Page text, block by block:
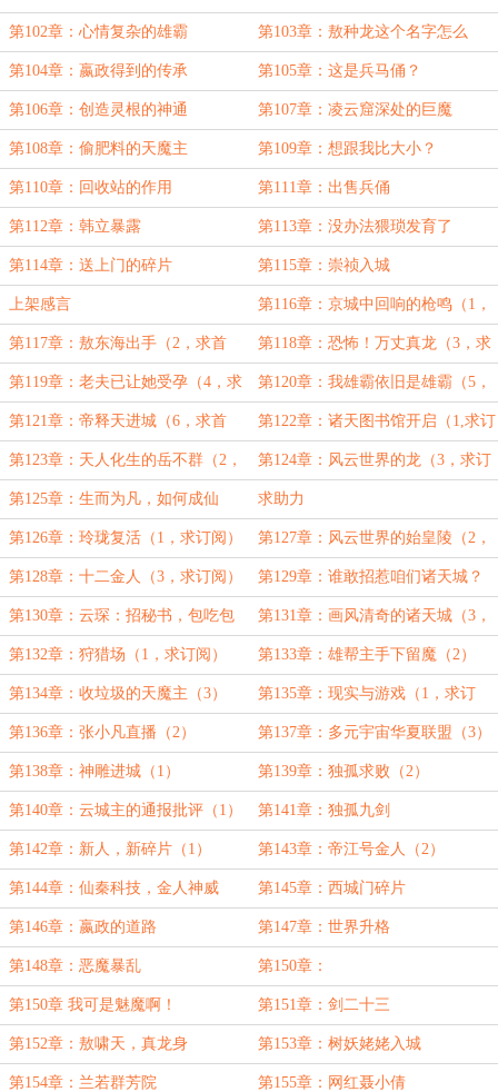
王（2） （3）
第102章：心情复杂的雄霸 第103章：敖种龙这个名字怎么
样？
第104章：嬴政得到的传承 第105章：这是兵马俑？
第106章：创造灵根的神通 第107章：凌云窟深处的巨魔
第108章：偷肥料的天魔主 第109章：想跟我比大小？
第110章：回收站的作用 第111章：出售兵俑
第112章：韩立暴露 第113章：没办法猥琐发育了
第114章：送上门的碎片 第115章：崇祯入城
上架感言 第116章：京城中回响的枪鸣（1，
求首订）
第117章：敖东海出手（2，求首
订）
第118章：恐怖！万丈真龙（3，求
首订）
第119章：老夫已让她受孕（4，求
首订）
第120章：我雄霸依旧是雄霸（5，
求首订）
第121章：帝释天进城（6，求首
订）
第122章：诸天图书馆开启（1,求订
阅）
第123章：天人化生的岳不群（2，
求订阅）
第124章：风云世界的龙（3，求订
阅）
第125章：生而为凡，如何成仙
（4，加更，求订阅）
求助力
第126章：玲珑复活（1，求订阅） 第127章：风云世界的始皇陵（2，
求订阅）
第128章：十二金人（3，求订阅） 第129章：谁敢招惹咱们诸天城？
（1，求订阅）
第130章：云琛：招秘书，包吃包
住（2，求订阅）
第131章：画风清奇的诸天城（3，
求订阅）
第132章：狩猎场（1，求订阅） 第133章：雄帮主手下留魔（2）
第134章：收垃圾的天魔主（3） 第135章：现实与游戏（1，求订
阅）
第136章：张小凡直播（2） 第137章：多元宇宙华夏联盟（3）
第138章：神雕进城（1） 第139章：独孤求败（2）
第140章：云城主的通报批评（1） 第141章：独孤九剑
第142章：新人，新碎片（1） 第143章：帝江号金人（2）
第144章：仙秦科技，金人神威 第145章：西城门碎片
第146章：嬴政的道路 第147章：世界升格
第148章：恶魔暴乱 第150章：
第150章 我可是魅魔啊！ 第151章：剑二十三
第152章：敖啸天，真龙身 第153章：树妖姥姥入城
第154章：兰若群芳院 第155章：网红聂小倩